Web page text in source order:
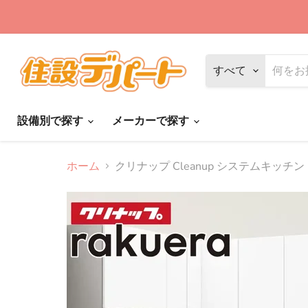
すべて
設備別で探す メーカーで探す
ホーム クリナップ Cleanup システムキッチ